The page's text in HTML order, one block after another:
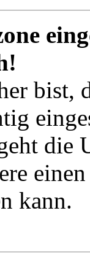
bist,
die
kann.